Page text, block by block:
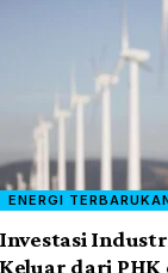
ENERGI
Investasi
Keluar dari PHK